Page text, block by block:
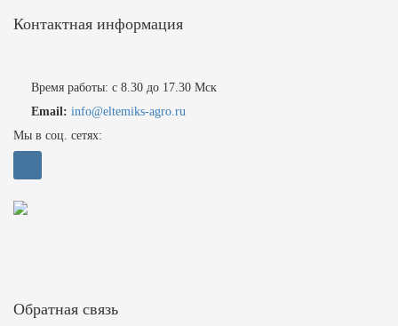
Контактная информация
Время работы: с 8.30 до 17.30 Мск
Email: info@eltemiks-agro.ru
Мы в соц. сетях:
Обратная связь